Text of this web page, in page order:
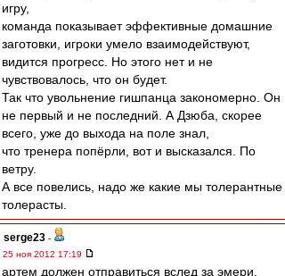
игру,
команда показывает эффективные домашние
заготовки, игроки умело взаимодействуют,
видится прогресс. Но этого нет и не
чувствовалось, что он будет.
Так что увольнение гишпанца закономерно. Он
не первый и не последний. А Дзюба, скорее
всего, уже до выхода на поле знал,
что тренера попёрли, вот и высказался. По
ветру.
А все повелись, надо же какие мы толерантные
толерасты.
serge23 -
25 ноя 2012 17:19
артем должен отправиться вслед за эмери,